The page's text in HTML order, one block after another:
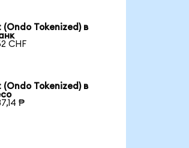
Tokenized) в
CHF
Tokenized) в
₱